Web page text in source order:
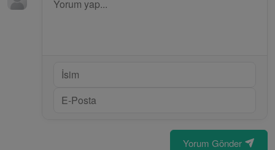
Yorum Gönder